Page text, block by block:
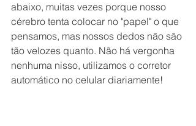
abaixo, muitas vezes porque nosso
cérebro tenta colocar no "papel" o que
pensamos, mas nossos dedos não são
tão velozes quanto. Não há vergonha
nenhuma nisso, utilizamos o corretor
automático no celular diariamente!